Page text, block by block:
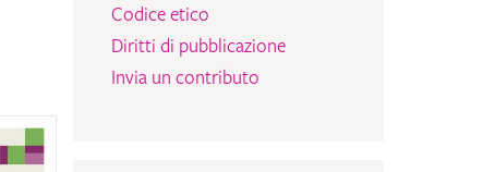
Codice etico
Diritti di pubblicazione
Invia un contributo